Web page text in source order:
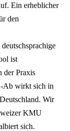
Ein erheblicher
den
ist
der Praxis
-Ab wirkt sich in
Wir
KMU
sich.